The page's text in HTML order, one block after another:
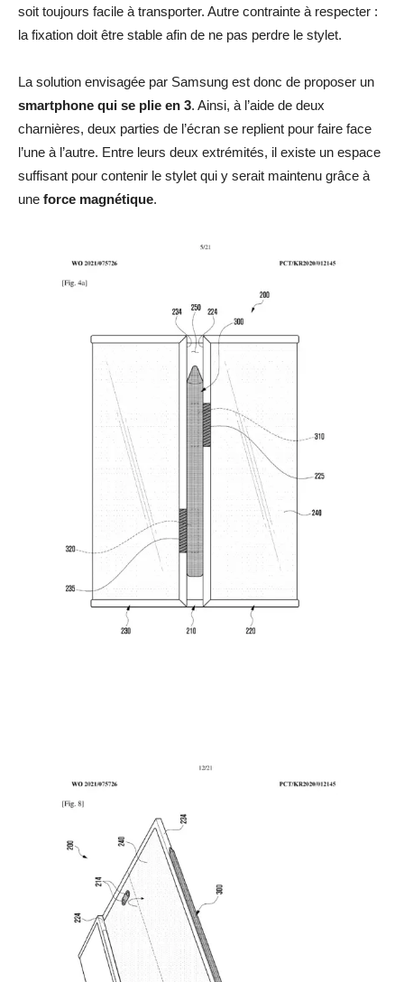
soit toujours facile à transporter. Autre contrainte à respecter :
la fixation doit être stable afin de ne pas perdre le stylet.
La solution envisagée par Samsung est donc de proposer un
smartphone qui se plie en 3. Ainsi, à l’aide de deux
charnières, deux parties de l’écran se replient pour faire face
l’une à l’autre. Entre leurs deux extrémités, il existe un espace
suffisant pour contenir le stylet qui y serait maintenu grâce à
une force magnétique.